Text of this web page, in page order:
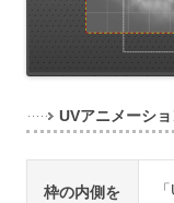
UVアニメーシ
枠の内側を